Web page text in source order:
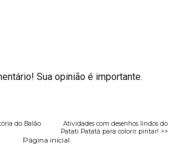
Sua opinião é importante.
do Balão
Atividades com desenhos lindos do
Patati Patatá para colorir pintar! >>
Página inicial